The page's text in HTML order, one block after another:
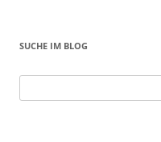
SUCHE IM BLOG
nach: